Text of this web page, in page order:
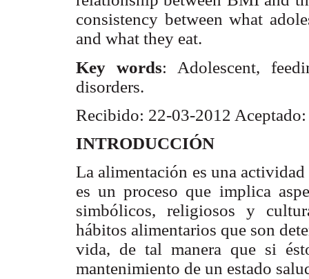
consistency between what
and what they eat.
Key words: Adolescent,
disorders.
Recibido: 22-03-2012
INTRODUCCIÓN
La alimentación es una
es un proceso que implica
simbólicos, religiosos y
hábitos alimentarios que son
vida, de tal manera que si
mantenimiento de un estado